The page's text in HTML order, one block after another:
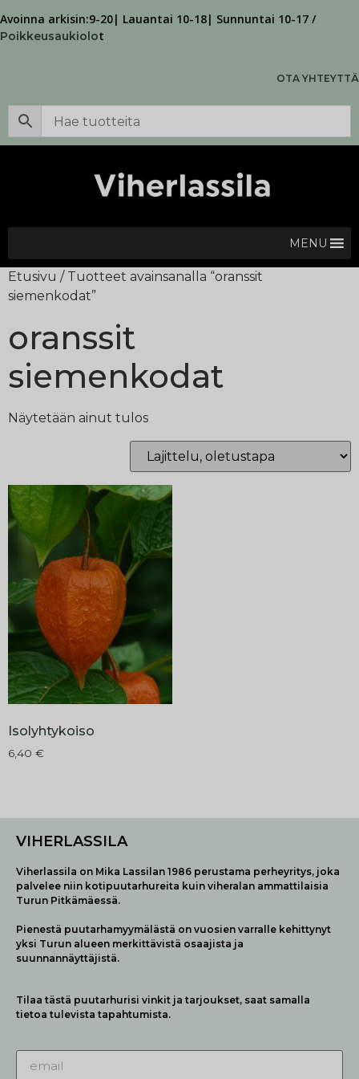
Avoinna arkisin:9-20| Lauantai 10-18| Sunnuntai 10-17 /
Poikkeusaukiolot
OTA YHTEYTTÄ
MENU
Etusivu / Tuotteet avainsanalla “oranssit
siemenkodat”
oranssit
siemenkodat
Näytetään ainut tulos
Isolyhtykoiso
6,40 €
VIHERLASSILA
Viherlassila on Mika Lassilan 1986 perustama perheyritys, joka
palvelee niin kotipuutarhureita kuin viheralan ammattilaisia
Turun Pitkämäessä.
Pienestä puutarhamyymälästä on vuosien varralle kehittynyt
yksi Turun alueen merkittävistä osaajista ja
suunnannäyttäjistä.
Tilaa tästä puutarhurisi vinkit ja tarjoukset, saat samalla
tietoa tulevista tapahtumista.